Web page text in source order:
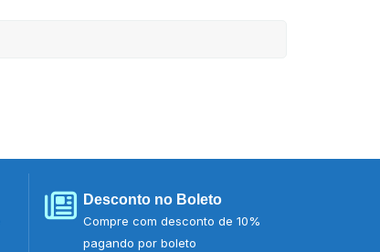
Desconto no Boleto
Compre com desconto de 10%
pagando por boleto